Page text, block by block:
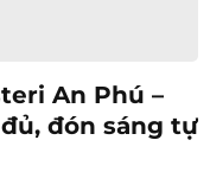
An Phú –
đón sáng tự